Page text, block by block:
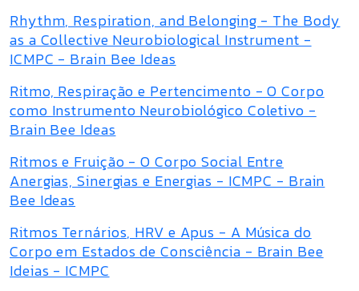
Rhythm, Respiration, and Belonging - The Body
as a Collective Neurobiological Instrument -
ICMPC - Brain Bee Ideas
Ritmo, Respiração e Pertencimento - O Corpo
como Instrumento Neurobiológico Coletivo -
Brain Bee Ideas
Ritmos e Fruição - O Corpo Social Entre
Anergias, Sinergias e Energias - ICMPC - Brain
Bee Ideas
Ritmos Ternários, HRV e Apus - A Música do
Corpo em Estados de Consciência - Brain Bee
Ideias - ICMPC